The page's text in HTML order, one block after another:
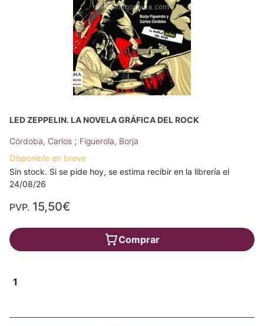
LED ZEPPELIN. LA NOVELA GRÁFICA DEL ROCK
Córdoba, Carlos ; Figuerola, Borja
Disponible en breve
Sin stock. Si se pide hoy, se estima recibir en la librería el
24/08/26
PVP. 15,50€
Comprar
1